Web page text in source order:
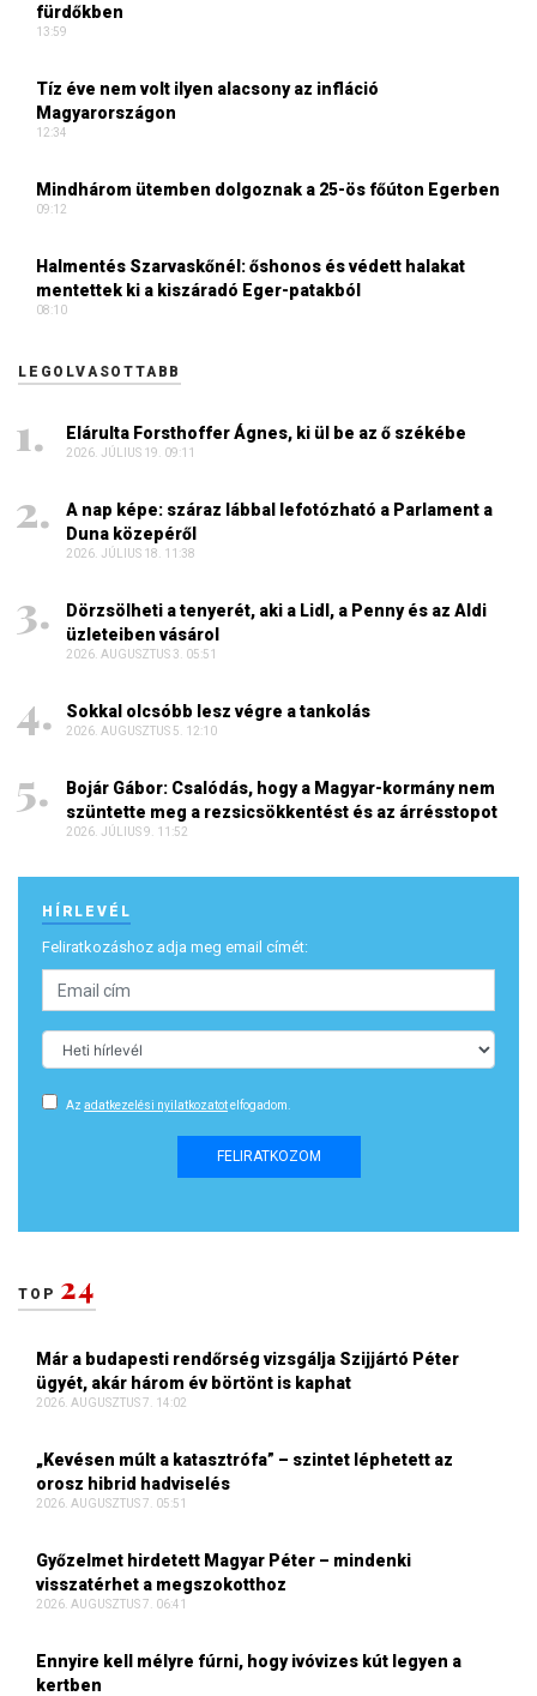
fürdőkben
13:59
Tíz éve nem volt ilyen alacsony az infláció
Magyarországon
12:34
Mindhárom ütemben dolgoznak a 25-ös főúton Egerben
09:12
Halmentés Szarvaskőnél: őshonos és védett halakat
mentettek ki a kiszáradó Eger-patakból
08:10
LEGOLVASOTTABB
Elárulta Forsthoffer Ágnes, ki ül be az ő székébe
2026. JÚLIUS 19. 09:11
A nap képe: száraz lábbal lefotózható a Parlament a
Duna közepéről
2026. JÚLIUS 18. 11:38
Dörzsölheti a tenyerét, aki a Lidl, a Penny és az Aldi
üzleteiben vásárol
2026. AUGUSZTUS 3. 05:51
Sokkal olcsóbb lesz végre a tankolás
2026. AUGUSZTUS 5. 12:10
Bojár Gábor: Csalódás, hogy a Magyar-kormány nem
szüntette meg a rezsicsökkentést és az árrésstopot
2026. JÚLIUS 9. 11:52
HÍRLEVÉL
Feliratkozáshoz adja meg email címét:
Az adatkezelési nyilatkozatotelfogadom.
FELIRATKOZOM
TOP 24
Már a budapesti rendőrség vizsgálja Szijjártó Péter
ügyét, akár három év börtönt is kaphat
2026. AUGUSZTUS 7. 14:02
„Kevésen múlt a katasztrófa” – szintet léphetett az
orosz hibrid hadviselés
2026. AUGUSZTUS 7. 05:51
Győzelmet hirdetett Magyar Péter – mindenki
visszatérhet a megszokotthoz
2026. AUGUSZTUS 7. 06:41
Ennyire kell mélyre fúrni, hogy ivóvizes kút legyen a
kertben